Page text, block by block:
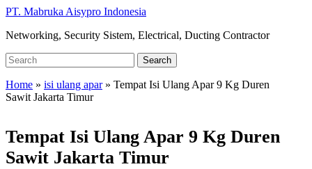
Skip
main
PT. Mabruka Aisypro Indonesia
Networking, Security Sistem, Electrical, Ducting Contractor
Search
for:
Search
Home » isi ulang apar» Tempat Isi Ulang Apar 9 Kg Duren
Sawit Jakarta Timur
Tempat Isi Ulang Apar 9 Kg Duren
Sawit Jakarta Timur